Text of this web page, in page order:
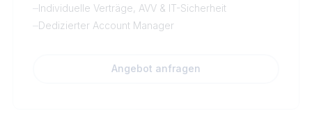
–Individuelle Verträge, AVV & IT-Sicherheit
–Dedizierter Account Manager
Angebot anfragen